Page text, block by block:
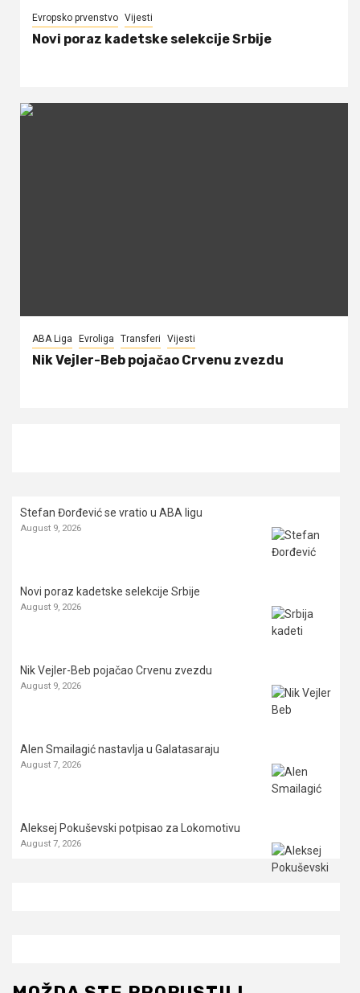
Evropsko prvenstvo Vijesti
Novi poraz kadetske selekcije Srbije
ABA Liga Evroliga Transferi Vijesti
Nik Vejler-Beb pojačao Crvenu zvezdu
Stefan Đorđević se vratio u ABA ligu
August 9, 2026
Novi poraz kadetske selekcije Srbije
August 9, 2026
Nik Vejler-Beb pojačao Crvenu zvezdu
August 9, 2026
Alen Smailagić nastavlja u Galatasaraju
August 7, 2026
Aleksej Pokuševski potpisao za Lokomotivu
August 7, 2026